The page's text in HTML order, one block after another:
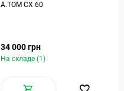
A.TOM CX 60
34 000 грн
На складе (1)